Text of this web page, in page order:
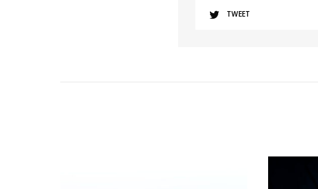
TWEET